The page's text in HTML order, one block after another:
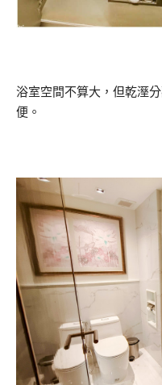
浴室空間不算大，但乾溼
便。